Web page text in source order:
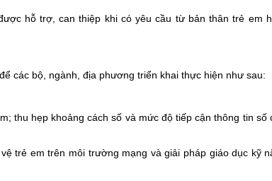
hỗ trợ, can thiệp khi có yêu cầu từ bản thân trẻ em
các bộ, ngành, địa phương triển khai thực hiện như sau:
thu hẹp khoảng cách số và mức độ tiếp cận thông tin số
trẻ em trên môi trường mạng và giải pháp giáo dục kỹ